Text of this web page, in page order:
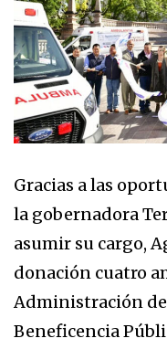
Gracias a las
la gobernadora
asumir su cargo,
donación cuatro
Administración
Beneficencia